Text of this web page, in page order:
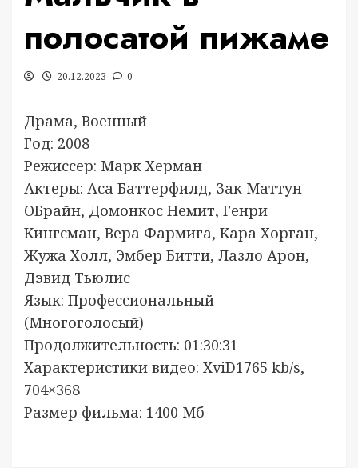
полосатой пижаме
20.12.2023 0
Драма, Военный
Год: 2008
Режиссер: Марк Херман
Актеры: Аса Баттерфилд, Зак Маттун
ОБрайн, Домонкос Немит, Генри
Кингсман, Вера Фармига, Кара Хорган,
Жужа Холл, Эмбер Битти, Лазло Арон,
Дэвид Тьюлис
Язык: Профессиональный
(Многоголосый)
Продолжительность: 01:30:31
Характеристики видео: XviD1765 kb/s,
704×368
Размер фильма: 1400 Мб